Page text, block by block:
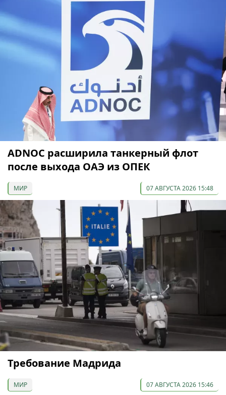
ADNOC расширила танкерный флот
после выхода ОАЭ из ОПЕК
МИР 07 АВГУСТА 2026 15:48
Требование Мадрида
МИР 07 АВГУСТА 2026 15:46